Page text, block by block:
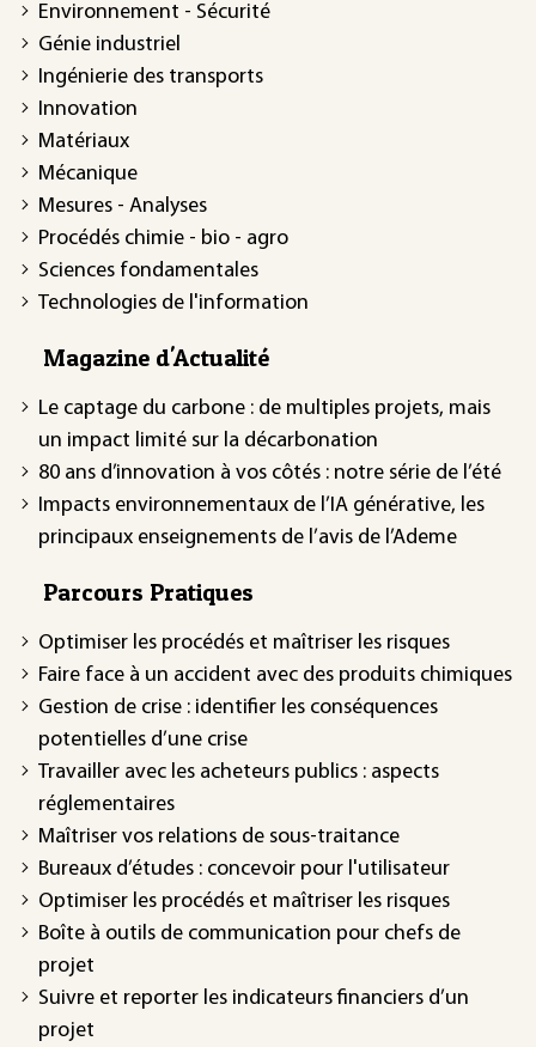
Environnement - Sécurité
Génie industriel
Ingénierie des transports
Innovation
Matériaux
Mécanique
Mesures - Analyses
Procédés chimie - bio - agro
Sciences fondamentales
Technologies de l'information
Magazine d'Actualité
Le captage du carbone : de multiples projets, mais
un impact limité sur la décarbonation
80 ans d’innovation à vos côtés : notre série de l’été
Impacts environnementaux de l’IA générative, les
principaux enseignements de l’avis de l’Ademe
Parcours Pratiques
Optimiser les procédés et maîtriser les risques
Faire face à un accident avec des produits chimiques
Gestion de crise : identifier les conséquences
potentielles d’une crise
Travailler avec les acheteurs publics : aspects
réglementaires
Maîtriser vos relations de sous-traitance
Bureaux d’études : concevoir pour l'utilisateur
Optimiser les procédés et maîtriser les risques
Boîte à outils de communication pour chefs de
projet
Suivre et reporter les indicateurs financiers d’un
projet